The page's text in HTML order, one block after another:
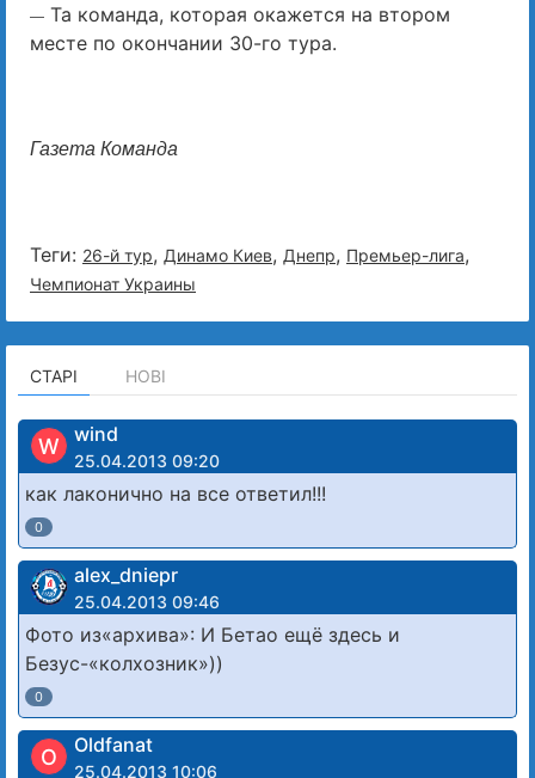
— Та команда, которая окажется на втором
месте по окончании 30-го тура.
Газета Команда
Теги: 26-й тур, Динамо Киев, Днепр, Премьер-лига,
Чемпионат Украины
СТАРІ НОВІ
W wind
25.04.2013 09:20
как лаконично на все ответил!!!
0
alex_dniepr
25.04.2013 09:46
Фото из«архива»: И Бетао ещё здесь и
Безус-«колхозник»))
0
O Oldfanat
25.04.2013 10:06